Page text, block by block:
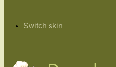
Switch skin